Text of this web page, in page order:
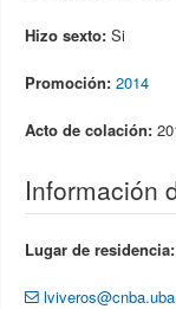
Hizo sexto: Si
Promoción: 2014
Acto de colación:
Información
Lugar de residencia: